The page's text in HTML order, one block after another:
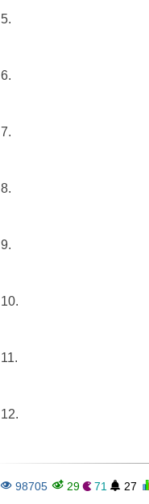
5.
6.
7.
8.
9.
10.
11.
12.
98705 29 71 27